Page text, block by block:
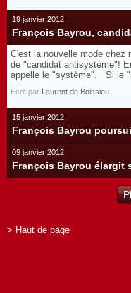
19 janvier 2012
François Bayrou,
C'est la nouvelle mode chez
de "candidat antisystème"!
appelle le "système". Si le
Écrit par Laurent de Boissieu
15 janvier 2012
François Bayrou
09 janvier 2012
François Bayrou élargit
> Haut de page